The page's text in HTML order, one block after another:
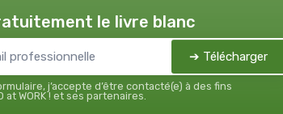
le livre blanc
➔ Télécharger
j’accepte d’être contacté(e) à des fins
at WORK ! et ses partenaires.